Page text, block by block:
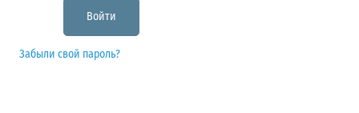
Забыли свой пароль?